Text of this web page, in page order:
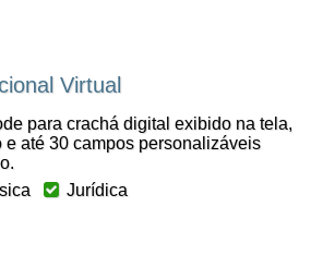
Virtual
para crachá digital exibido na tela,
e até 30 campos personalizáveis
Jurídica